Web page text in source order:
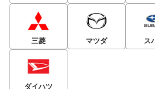
三菱 マツダ ス
ダイハツ